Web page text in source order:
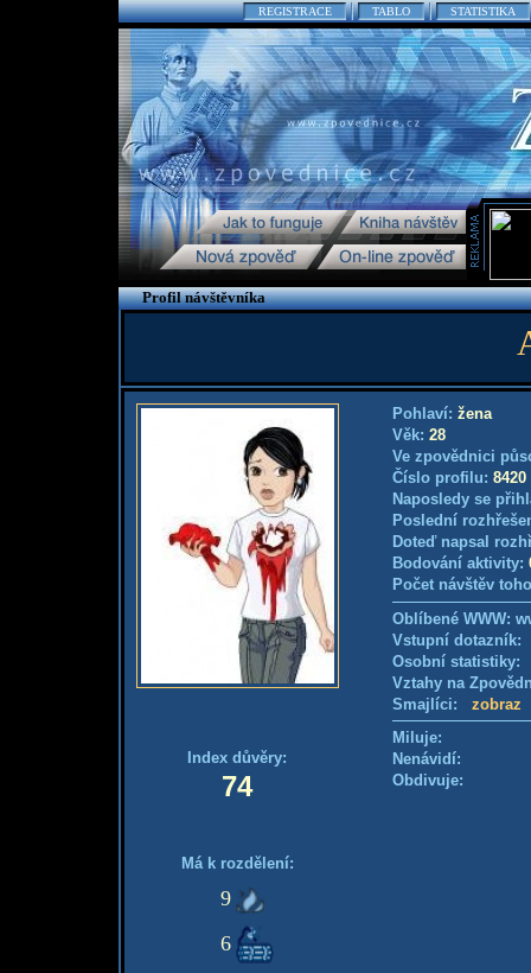
REGISTRACE TABLO STATISTIKA
Profil návštěvníka
Index důvěry:
74
Má k rozdělení:
9
6
Pohlaví: žena
Věk: 28
Ve zpovědnici
Číslo profilu: 8420
Naposledy se
Poslední
Doteď napsal
Bodování aktivity:
Počet návštěv
Oblíbené WWW:
Vstupní
Osobní
Vztahy na
Smajlíci: zobraz
Miluje:
Nenávidí:
Obdivuje: